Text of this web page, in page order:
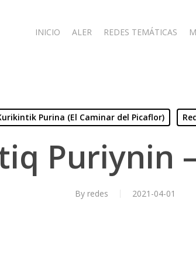
INICIO ALER REDES TEMÁTICAS
Purina (El Caminar del Picaflor)
Puriynin
By redes 2021-04-01